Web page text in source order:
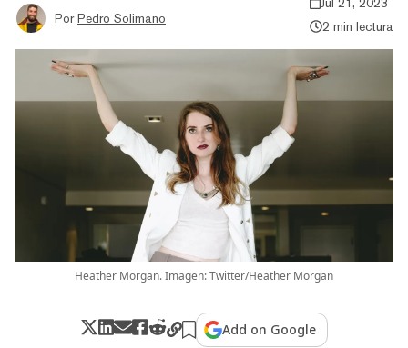
Por Pedro Solimano
2 min lectura
Heather Morgan. Imagen: Twitter/Heather Morgan
Add on Google